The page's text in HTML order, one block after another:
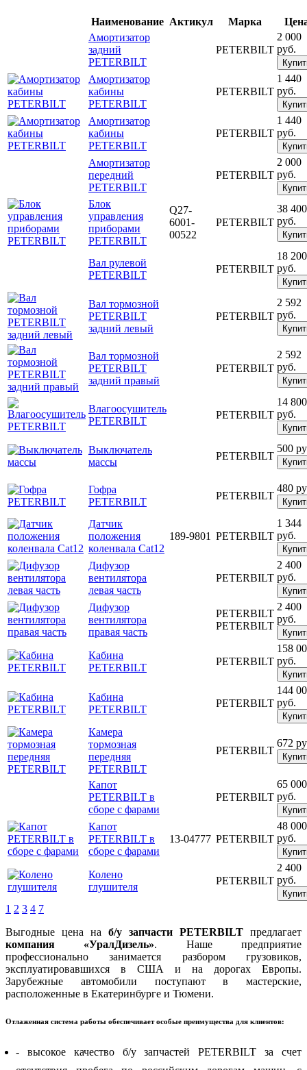
Наименование Актикул Марка
Амортизатор
задний
PETERBILT
PETERBILT
2 000
руб.
Амортизатор
кабины
PETERBILT
PETERBILT
1 440
руб.
Амортизатор
кабины
PETERBILT
PETERBILT
1 440
руб.
Амортизатор
передний
PETERBILT
PETERBILT
2 000
руб.
Блок
управления
приборами
PETERBILT
Q27-
6001-
00522
PETERBILT
38 400
руб.
Вал рулевой
PETERBILT
PETERBILT
18 200
руб.
Вал тормозной
PETERBILT
задний левый
PETERBILT
2 592
руб.
Вал тормозной
PETERBILT
задний правый
PETERBILT
2 592
руб.
Влагоосушитель
PETERBILT
PETERBILT
14 800
руб.
Выключатель
массы
PETERBILT
500
Гофра
PETERBILT
PETERBILT
480
Датчик
положения
коленвала Сat12
189-9801 PETERBILT
1 344
руб.
Дифузор
вентилятора
левая часть
PETERBILT
2 400
руб.
Дифузор
вентилятора
правая часть
PETERBILT
PETERBILT
2 400
руб.
Кабина
PETERBILT
PETERBILT
158
руб.
Кабина
PETERBILT
PETERBILT
144
руб.
Камера
тормозная
передняя
PETERBILT
PETERBILT
672
Капот
PETERBILT в
сборе с фарами
PETERBILT
65 000
руб.
Капот
PETERBILT в
сборе с фарами
13-04777 PETERBILT
48 000
руб.
Колено
глушителя
PETERBILT
2 400
руб.
1 2 3 4 7
Выгодные цена на б/у запчасти PETERBILT предлагает
компания «УралДизель». Наше предприятие
профессионально занимается разбором грузовиков,
эксплуатировавшихся в США и на дорогах Европы.
Зарубежные автомобили поступают в мастерские,
расположенные в Екатеринбурге и Тюмени.
Отлаженная система работы обеспечивает особые преимущества для клиентов:
- высокое качество б/у запчастей PETERBILT за счет